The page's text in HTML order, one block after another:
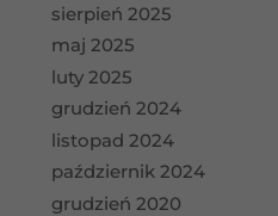
sierpień 2025
maj 2025
luty 2025
grudzień 2024
listopad 2024
październik 2024
grudzień 2020